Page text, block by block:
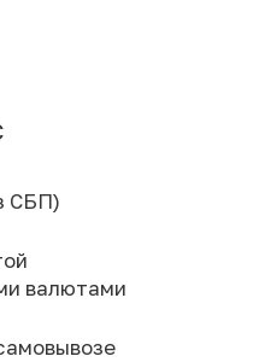
СБП)
валютами